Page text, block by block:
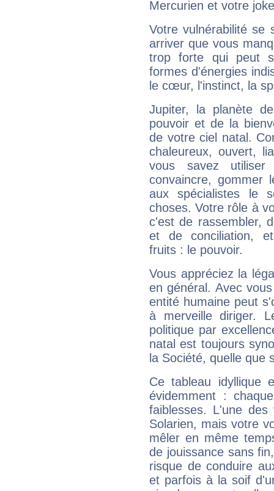
Mercurien et votre
Votre vulnérabilité se
arriver que vous
trop forte qui peut
formes d'énergies
le cœur, l'instinct, la
Jupiter, la planète
pouvoir et de la
de votre ciel natal.
chaleureux, ouvert,
vous savez
convaincre, gommer
aux spécialistes le
choses. Votre rôle à
c'est de rassembler,
et de conciliation,
fruits : le pouvoir.
Vous appréciez la
en général. Avec
entité humaine peut
à merveille diriger.
politique par
natal est toujours
la Société, quelle que
Ce tableau idyllique
évidemment :
faiblesses. L'une
Solarien, mais votre
mêler en même
de jouissance sans
risque de conduire
et parfois à la soif